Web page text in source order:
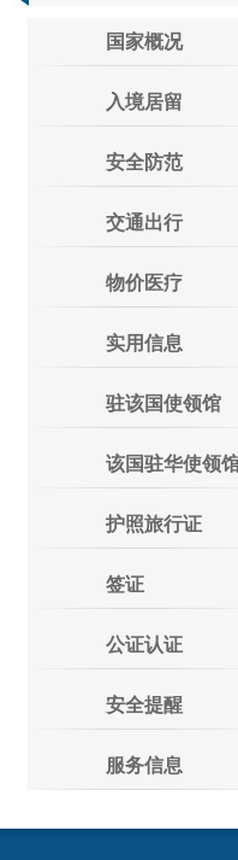
国家概况
入境居留
安全防范
交通出行
物价医疗
实用信息
驻该国使领馆
该国驻华使领
护照旅行证
签证
公证认证
安全提醒
服务信息